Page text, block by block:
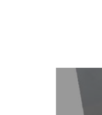
Navigare
articole